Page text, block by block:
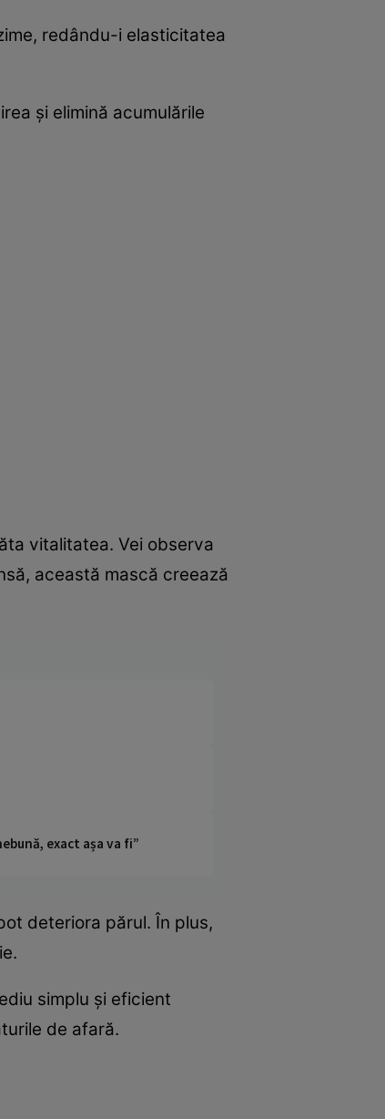
redându-i elasticitatea
și elimină acumulările
vitalitatea. Vei observa
această mască creează
exact așa va fi”
deteriora părul. În plus,
simplu și eficient
de afară.